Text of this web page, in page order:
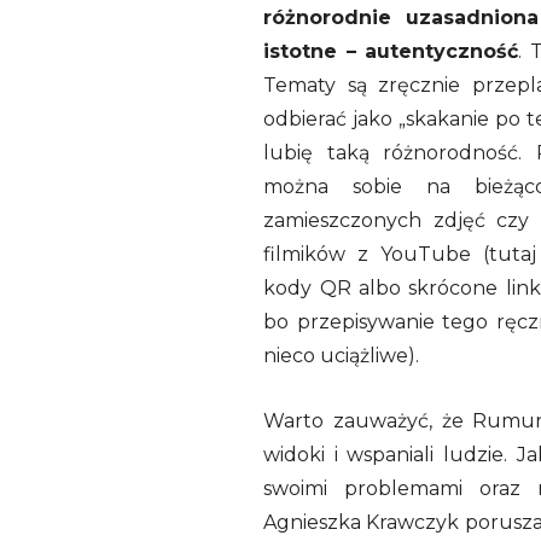
różnorodnie
istotne – autentyczność.
Tematy są zręcznie
odbierać jako „skakanie po
lubię taką
można sobie na
zamieszczonych zdjęć
filmików z YouTube (tutaj
kody QR albo skrócone
bo przepisywanie tego
nieco uciążliwe).
Warto zauważyć, że
widoki i wspaniali ludzie.
swoimi problemami
Agnieszka Krawczyk